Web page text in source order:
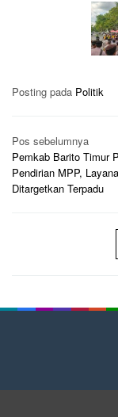
Posting pada Politik
Navigasi
pos
Pos sebelumnya
Pemkab Barito Timur
Pendirian MPP,
Ditargetkan Terpadu